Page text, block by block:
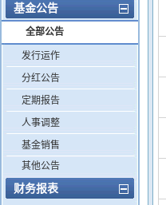
基金公告
全部公告
发行运作
分红公告
定期报告
人事调整
基金销售
其他公告
财务报表